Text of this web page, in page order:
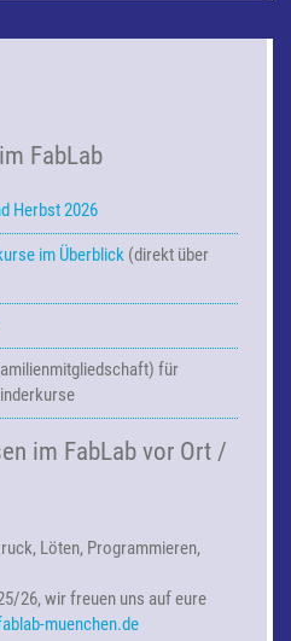
FabLab
Herbst 2026
im Überblick (direkt über
für
im FabLab vor Ort /
Löten, Programmieren,
26, wir freuen uns auf eure
muenchen.de